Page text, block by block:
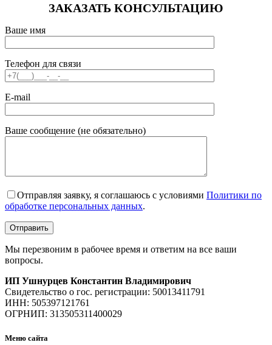
ЗАКАЗАТЬ КОНСУЛЬТАЦИЮ
Ваше имя
Телефон для связи
E-mail
Ваше сообщение (не обязательно)
Отправляя заявку, я соглашаюсь с условиями Политики по
обработке персональных данных.
Мы перезвоним в рабочее время и ответим на все ваши
вопросы.
ИП Ушнурцев Константин Владимирович
Свидетельство о гос. регистрации: 50013411791
ИНН: 505397121761
ОГРНИП: 313505311400029
Меню сайта